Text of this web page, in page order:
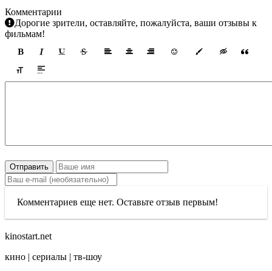
Комментарии
Дорогие зрители, оставляйте, пожалуйста, ваши отзывы к
фильмам!
Отправить
Комментариев еще нет. Оставьте отзыв первым!
kinostart.net
кино | сериалы | тв-шоу